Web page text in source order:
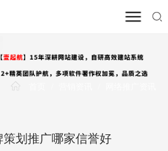
策划推广哪家信誉好